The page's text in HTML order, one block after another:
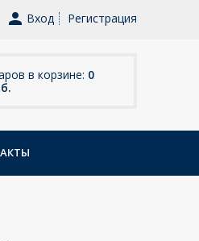
Вход Регистрация
в корзине: 0